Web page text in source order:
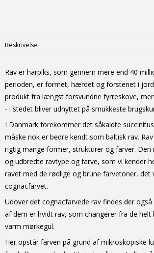
Beskrivelse
Rav er harpiks, som gennem mere end 40
perioden, er formet, hærdet og forstenet i
produkt fra længst forsvundne fyrreskove,
- i stedet bliver udnyttet på smukkeste
I Danmark forekommer det såkaldte
måske nok er bedre kendt som baltisk rav.
rigtig mange former, strukturer og farver. Den
og udbredte ravtype og farve, som vi kender
ravet med de rødlige og brune farvetoner, det
cognacfarvet.
Udover det cognacfarvede rav findes der også
af dem er hvidt rav, som changerer fra de helt
varm mørkegul.
Her opstår farven på grund af mikroskopiske